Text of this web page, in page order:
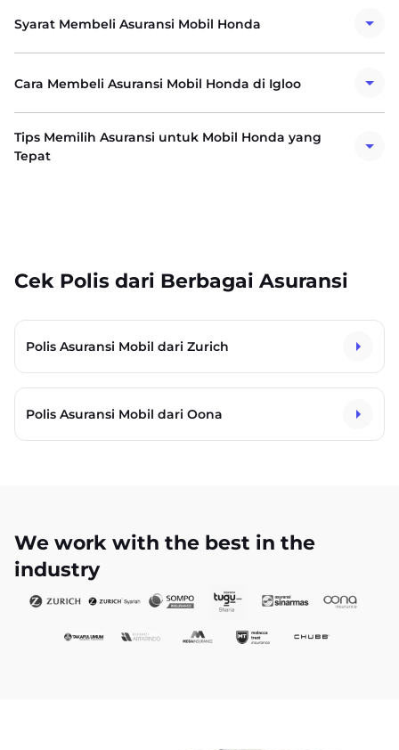
Syarat Membeli Asuransi Mobil Honda
Cara Membeli Asuransi Mobil Honda di Igloo
Tips Memilih Asuransi untuk Mobil Honda yang
Tepat
Cek Polis dari Berbagai Asuransi
Polis Asuransi Mobil dari Zurich
Polis Asuransi Mobil dari Oona
We work with the best in the
industry